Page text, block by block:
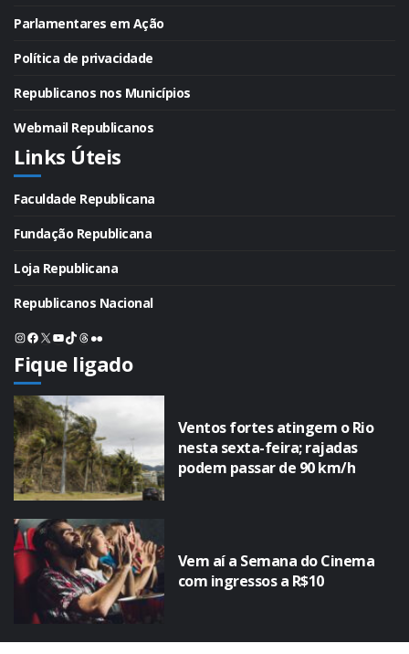
Parlamentares em Ação
Política de privacidade
Republicanos nos Municípios
Webmail Republicanos
Links Úteis
Faculdade Republicana
Fundação Republicana
Loja Republicana
Republicanos Nacional
Instagram
Facebook
X Youtube
TikTok
Threads
Flickr
Fique ligado
Ventos fortes atingem o Rio
nesta sexta-feira; rajadas
podem passar de 90 km/h
Vem aí a Semana do Cinema
com ingressos a R$10